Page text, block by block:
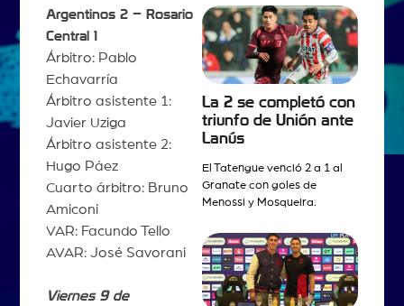
Argentinos 2 – Rosario
Central 1
Árbitro: Pablo
Echavarría
Árbitro asistente 1:
Javier Uziga
Árbitro asistente 2:
Hugo Páez
Cuarto árbitro: Bruno
Amiconi
VAR: Facundo Tello
AVAR: José Savorani
Viernes 9 de
La 2 se completó con
triunfo de Unión ante
Lanús
El Tatengue venció 2 a 1 al
Granate con goles de
Menossi y Mosqueira.